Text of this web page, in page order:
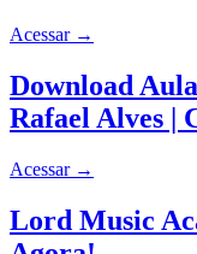
Acessar →
Download
Rafael Alves |
Acessar →
Lord Music